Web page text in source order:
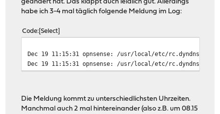
geändert hat. Das klappt auch leidlich gut. Allerdings
habe ich 3-4 mal täglich folgende Meldung im Log:
Code Select
Dec 19 11:15:31 opnsense: /usr/local/etc/
Dec 19 11:15:31 opnsense: /usr/local/etc/
Die Meldung kommt zu unterschiedlichsten Uhrzeiten.
Manchmal auch 2 mal hintereinander (also z.B. um 08.15